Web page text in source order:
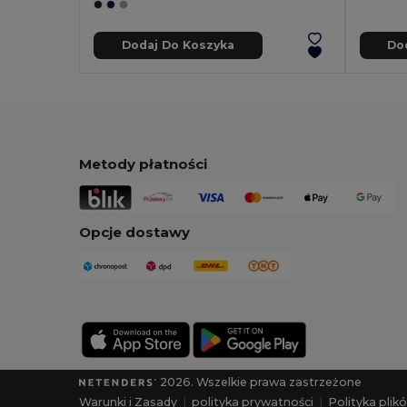
Dodaj Do Koszyka
Metody płatności
Opcje dostawy
2026. Wszelkie prawa zastrzeżone
Warunki i Zasady |polityka prywatności Polityka